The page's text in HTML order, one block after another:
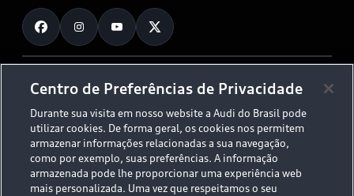
Planejamento de recarga
O Legado do S
Audi Driving Experience
ESG
Tecnologias Audi
Audi Collection
Fale Conosco
Trabalhe Conosco
© 2026 AUDI AG. All Rights Reserved.
Políticas de Privacidade
Código de Conduta
Aviso Legal
Proteção de Dados - LGPD
Sala de Imprensa
Centro de Preferências de Privacidade
Durante sua visita em nosso website a Audi do Brasil pode
utilizar cookies. De forma geral, os cookies nos permitem
armazenar informações relacionadas a sua navegação,
como por exemplo, suas preferências. A informação
armazenada pode lhe proporcionar uma experiência web
mais personalizada. Uma vez que respeitamos o seu